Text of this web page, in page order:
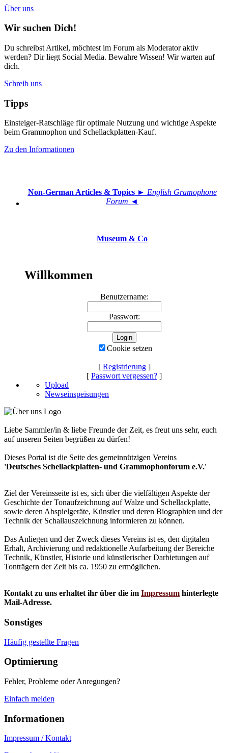
Über uns
Wir suchen Dich!
Du schreibst Artikel, möchtest im Forum als Moderator aktiv
werden? Dir liegt Social Media. Bewahre Wissen! Wir warten auf
dich.
Schreib uns
Tipps
Einsteiger-Ratschläge für optimale Nutzung und wichtige Aspekte
beim Grammophon und Schellackplatten-Kauf.
Zu den Informationen
Non-German Articles & Topics► English Gramophone
Forum ◄
Museum & Co
Willkommen
Benutzername:
Passwort:
Cookie setzen
[ Registrierung]
[ Passwort vergessen? ]
Upload
Newseinspeisungen
Liebe Sammler/in & liebe Freunde der Zeit, es freut uns sehr, euch
auf unseren Seiten begrüßen zu dürfen!
Dieses Portal ist die Seite des gemeinnützigen Vereins
'Deutsches Schellackplatten- und Grammophonforum e.V.'
Ziel der Vereinsseite ist es, sich über die vielfältigen Aspekte der
Geschichte der Tonaufzeichnung auf Walze und Schellackplatte,
sowie deren Abspielgeräte, Künstler und deren Biographien und der
Technik der Schallauszeichnung informieren zu können.
Das Anliegen und der Zweck dieses Vereins ist es, den digitalen
Erhalt, Archivierung und redaktionelle Aufarbeitung der Bereiche
Technik, Künstler, Historie und künstlerischer Darbietungen auf
Tonträgern der Zeit bis ca. 1950 zu ermöglichen.
Kontakt zu uns erhaltet ihr über die im Impressum hinterlegte
Mail-Adresse.
Sonstiges
Häufig gestellte Fragen
Optimierung
Fehler, Probleme oder Anregungen?
Einfach melden
Informationen
Impressum / Kontakt